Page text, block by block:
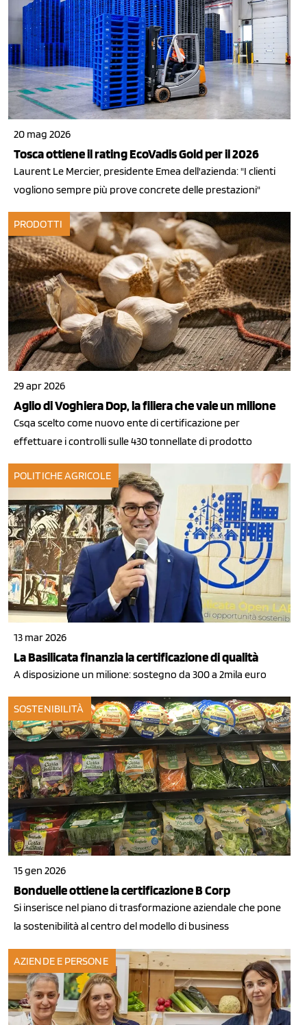
20 mag 2026
Tosca ottiene il rating EcoVadis Gold per il 2026
Laurent Le Mercier, presidente Emea dell'azienda: "I clienti
vogliono sempre più prove concrete delle prestazioni"
PRODOTTI
29 apr 2026
Aglio di Voghiera Dop, la filiera che vale un milione
Csqa scelto come nuovo ente di certificazione per
effettuare i controlli sulle 430 tonnellate di prodotto
POLITICHE AGRICOLE
13 mar 2026
La Basilicata finanzia la certificazione di qualità
A disposizione un milione: sostegno da 300 a 2mila euro
SOSTENIBILITÀ
15 gen 2026
Bonduelle ottiene la certificazione B Corp
Si inserisce nel piano di trasformazione aziendale che pone
la sostenibilità al centro del modello di business
AZIENDE E PERSONE